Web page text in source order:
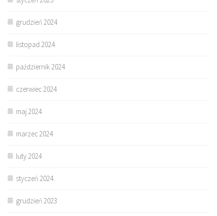
grudzień 2024
listopad 2024
październik 2024
czerwiec 2024
maj 2024
marzec 2024
luty 2024
styczeń 2024
grudzień 2023